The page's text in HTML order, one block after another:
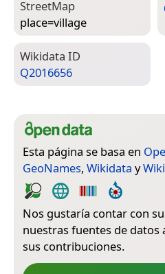
Street­Map
place=­village
Wiki­data ID
Q2016656
Esta página se basa en
GeoNames, Wikidata y
Nos gustaría contar con
nuestras fuentes de datos
sus contribuciones.